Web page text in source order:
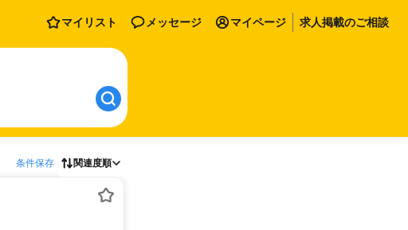
マイリスト メッセージ マイページ 求人掲載のご相談
条件保存 関連度順